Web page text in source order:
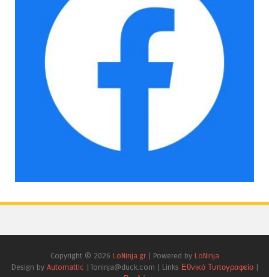
Copyright © 2026 LoNinja.gr| Powered by LoNinja
Design by Automattic | loninja@duck.com | Links Εθνικό Τυπογραφείο|